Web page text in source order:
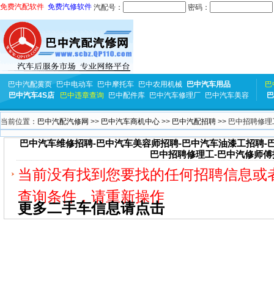
免费汽配软件 免费汽修软件 汽配号： 密码：
巴中汽配黄页 巴中电动车 巴中摩托车 巴中农用机械
巴中汽车用品
巴中汽车4S店
巴中违章查询 巴中配件库 巴中汽车修理厂 巴中汽车美容
当前位置： 巴中汽配汽修网 >> 巴中汽车商机中心 >> 巴中汽配招聘 >> 巴中招聘修
巴中汽车维修招聘-巴中汽车美容师招聘-巴中汽车油漆工招聘-
巴中招聘修理工-巴中汽修师傅
当前没有找到您要找的任何招聘信息或
查询条件，请重新操作
更多二手车信息请点击